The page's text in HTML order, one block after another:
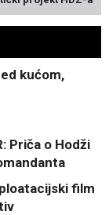
kućom,
Priča o Hodži
film